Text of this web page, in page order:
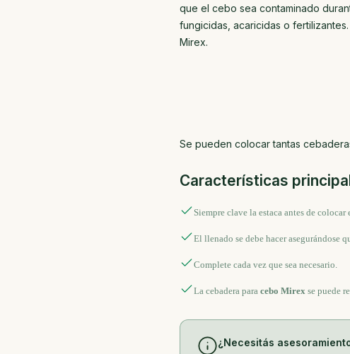
que el cebo sea contaminado
fungicidas, acaricidas o
Mirex.
Se pueden colocar tantas
Características
Siempre clave la estaca antes de colocar
El llenado se debe hacer asegurándose
Complete cada vez que sea necesario.
La cebadera para cebo Mirex se puede
¿Necesitás